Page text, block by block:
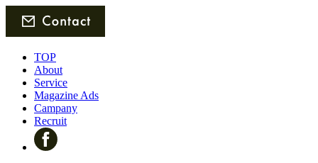
TOP
About
Service
Magazine Ads
Campany
Recruit